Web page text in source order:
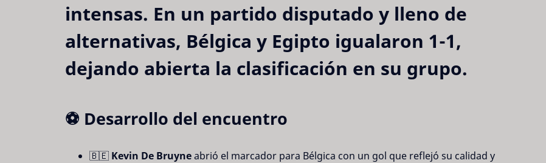
intensas. En un partido disputado y lleno de
alternativas, Bélgica y Egipto igualaron 1-1,
dejando abierta la clasificación en su grupo.
⚽ Desarrollo del encuentro
🇧🇪 Kevin De Bruyne abrió el marcador para Bélgica con un gol que reflejó su calidad y